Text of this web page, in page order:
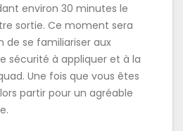
environ 30 minutes le
sortie. Ce moment sera
de se familiariser aux
sécurité à appliquer et à la
Une fois que vous êtes
partir pour un agréable